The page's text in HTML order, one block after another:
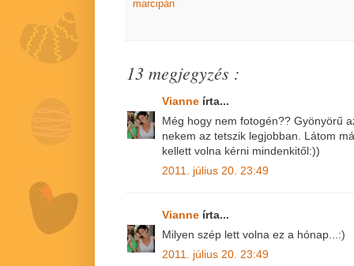
marcipán
13 megjegyzés :
Vianne írta...
Még hogy nem fotogén?? Gyönyörű
nekem az tetszik legjobban. Látom
kellett volna kérni mindenkitől:))
2011. július 20. 23:49
Vianne írta...
Milyen szép lett volna ez a hónap...:)
2011. július 20. 23:49